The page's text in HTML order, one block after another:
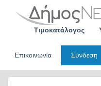
Τιμοκατάλογος
Επικοινωνία
Σύνδεση